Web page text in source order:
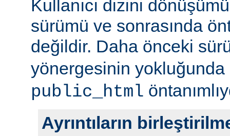
Kullanıcı dizini
sürümü ve sonrasında
değildir. Daha önceki
yönergesinin yokluğunda
public_html
Ayrıntıların